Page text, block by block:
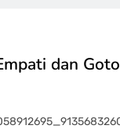
dan